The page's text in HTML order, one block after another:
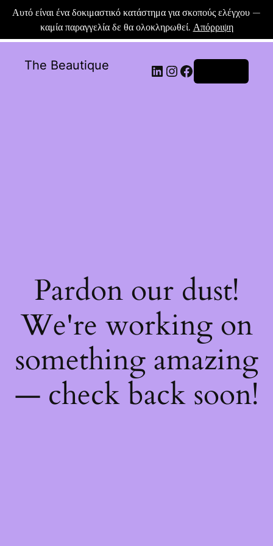
Αυτό είναι ένα δοκιμαστικό κατάστημα για σκοπούς ελέγχου —
καμία παραγγελία δε θα ολοκληρωθεί. Απόρριψη
The Beautique
Pardon our dust!
We're working on
something amazing
— check back soon!